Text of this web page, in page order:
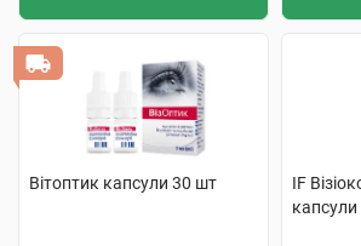
Вітоптик капсули 30 шт
IF